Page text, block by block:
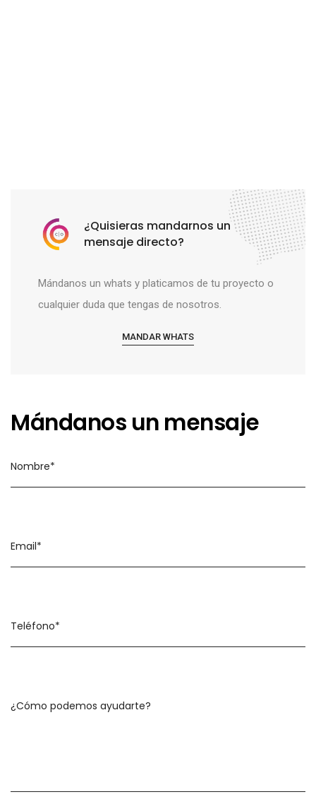
¿Quisieras mandarnos un
mensaje directo?
Mándanos un whats y platicamos de tu proyecto o
cualquier duda que tengas de nosotros.
MANDAR WHATS
Mándanos un mensaje